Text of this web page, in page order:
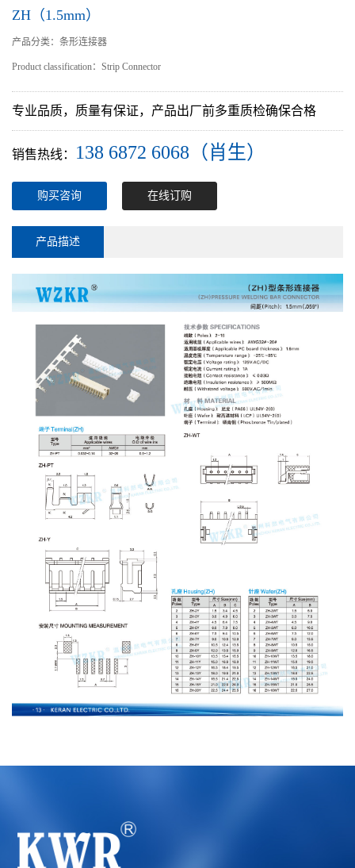
ZH（1.5mm）
产品分类：条形连接器
Product classification：Strip Connector
专业品质，质量有保证，产品出厂前多重质检确保合格
销售热线： 138 6872 6068（肖生）
购买咨询 在线订购
产品描述